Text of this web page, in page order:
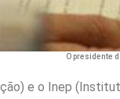
O presidente
e o Inep